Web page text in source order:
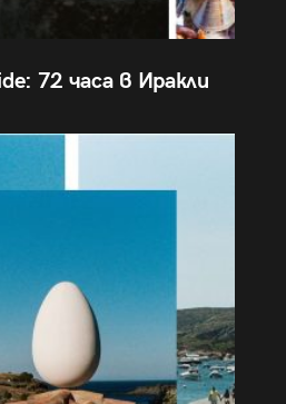
72 часа в Иракли